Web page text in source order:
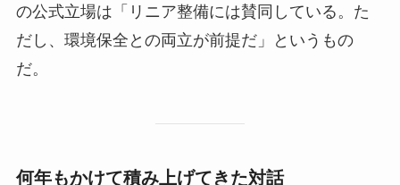
の公式立場は「リニア整備には賛同している。た
だし、環境保全との両立が前提だ」というもの
だ。
何年もかけて積み上げてきた対話